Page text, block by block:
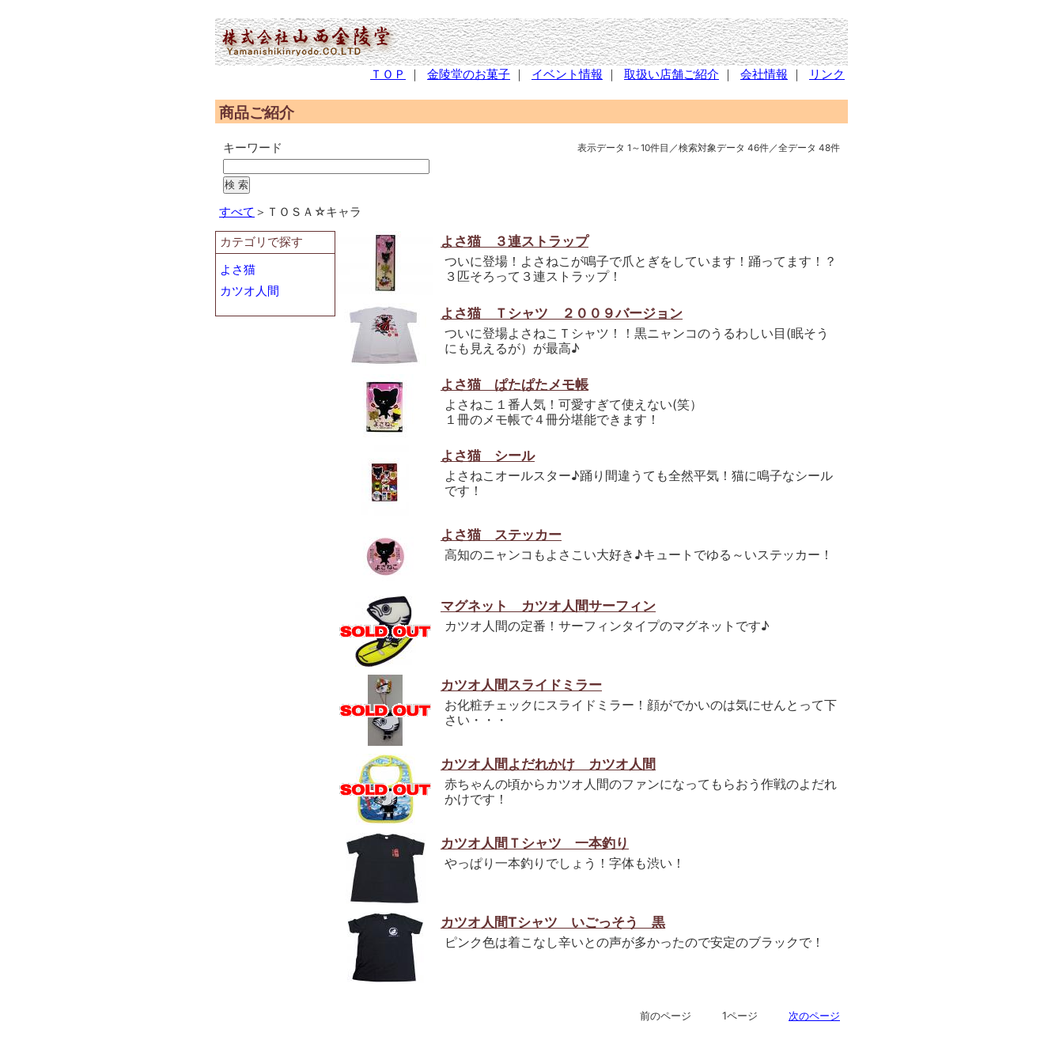
ＴＯＰ ｜ 金陵堂のお菓子 ｜ イベント情報 ｜ 取扱い店舗ご紹介 ｜ 会社情報 ｜ リンク
商品ご紹介
キーワード 表示データ 1～10件目／検索対象データ 46件／全データ 48件
すべて ＞ＴＯＳＡ☆キャラ
カテゴリで探す
よさ猫
カツオ人間
よさ猫 ３連ストラップ
ついに登場！よさねこが鳴子で爪とぎをしています！踊ってます！？
３匹そろって３連ストラップ！
よさ猫 Ｔシャツ ２００９バージョン
ついに登場よさねこＴシャツ！！黒ニャンコのうるわしい目(眠そう
にも見えるが）が最高♪
よさ猫 ぱたぱたメモ帳
よさねこ１番人気！可愛すぎて使えない(笑）
１冊のメモ帳で４冊分堪能できます！
よさ猫 シール
よさねこオールスター♪踊り間違うても全然平気！猫に鳴子なシール
です！
よさ猫 ステッカー
高知のニャンコもよさこい大好き♪キュートでゆる～いステッカー！
マグネット カツオ人間サーフィン
カツオ人間の定番！サーフィンタイプのマグネットです♪
カツオ人間スライドミラー
お化粧チェックにスライドミラー！顔がでかいのは気にせんとって下
さい・・・
カツオ人間よだれかけ カツオ人間
赤ちゃんの頃からカツオ人間のファンになってもらおう作戦のよだれ
かけです！
カツオ人間Ｔシャツ 一本釣り
やっぱり一本釣りでしょう！字体も渋い！
カツオ人間Tシャツ いごっそう 黒
ピンク色は着こなし辛いとの声が多かったので安定のブラックで！
前のページ 1ページ 次のページ